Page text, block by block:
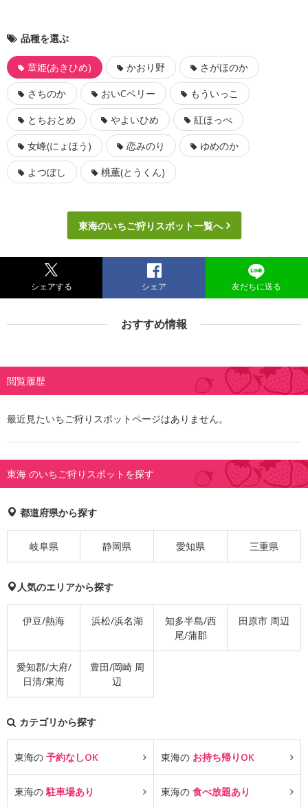
品種を選ぶ
章姫(あきひめ) かおり野
さがほのか
さちのか
おいCベリー
もういっこ
とちおとめ
やよいひめ
紅ほっぺ
女峰(にょほう)
恋みのり
ゆめのか
よつぼし
桃薫(とうくん)
東海のいちご狩りスポット一覧へ
シェアする シェア 友だちに送る
おすすめ情報
閲覧履歴
最近見たいちご狩りスポットページはありません。
東海 のいちご狩りスポットを探す
都道府県から探す
岐阜県 静岡県 愛知県 三重県
人気のエリアから探す
伊豆/熱海 浜松/浜名湖
知多半島/西
尾/蒲郡
田原市 周辺
愛知郡/大府/
日清/東海
豊田/岡崎 周
辺
カテゴリから探す
東海の 予約なしOK 東海の お持ち帰りOK
東海の駐車場あり 東海の 食べ放題あり